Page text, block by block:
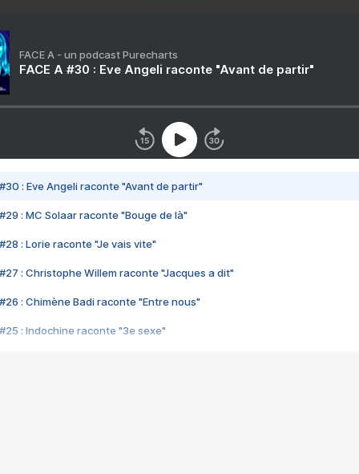
FACE A - un podcast Purecharts
FACE A #30 : Eve Angeli raconte "Avant de partir"
#30 : Eve Angeli raconte "Avant de partir"
#29 : MC Solaar raconte "Bouge de là"
#28 : Lorie raconte "Je vais vite"
#27 : Christophe Willem raconte "Jacques a dit"
#26 : Chimène Badi raconte "Entre nous"
#25 : Indochine raconte "3e sexe"